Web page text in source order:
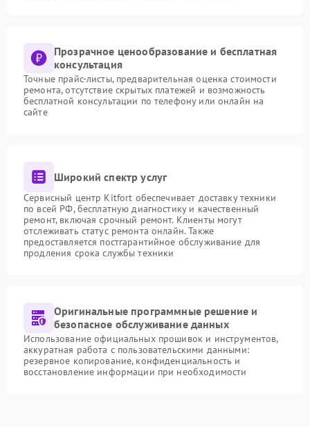
Прозрачное ценообразование и бесплатная
консультация
Точные прайс-листы, предварительная оценка стоимости
ремонта, отсутствие скрытых платежей и возможность
бесплатной консультации по телефону или онлайн на
сайте
Широкий спектр услуг
Сервисный центр Kitfort обеспечивает доставку техники
по всей РФ, бесплатную диагностику и качественный
ремонт, включая срочный ремонт. Клиенты могут
отслеживать статус ремонта онлайн. Также
предоставляется постгарантийное обслуживание для
продления срока службы техники
Оригинальные программные решение и
безопасное обслуживание данных
Использование официальных прошивок и инструментов,
аккуратная работа с пользовательскими данными:
резервное копирование, конфиденциальность и
восстановление информации при необходимости